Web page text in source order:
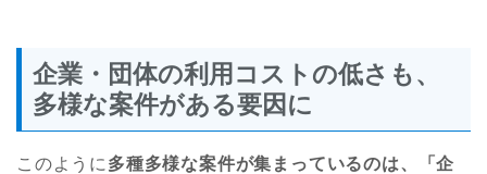
企業・団体の利用コストの低さも、
多様な案件がある要因に
このように 多種多様な案件が集まっているのは、「企